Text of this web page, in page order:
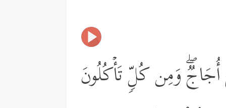
أُجَاجࣱۖ وَمِن كُلࣲّ تَأۡكُلُونَ